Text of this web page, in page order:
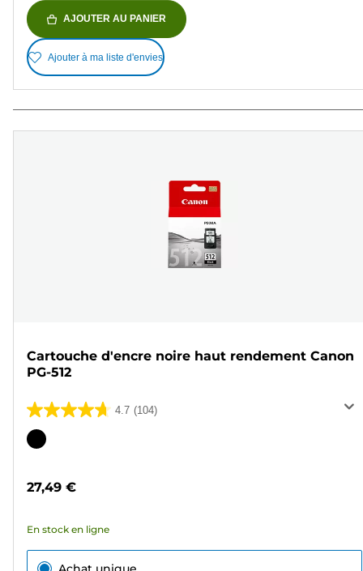
AJOUTER AU PANIER
Ajouter à ma liste d'envies
Cartouche d'encre noire haut rendement Canon
PG-512
4.7 (104)
4.7
sur
104
Cartouche
27,49 €
En stock en ligne